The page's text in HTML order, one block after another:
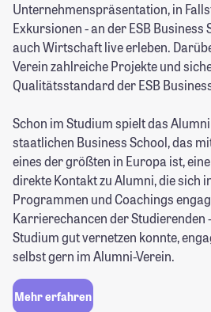
Unternehmenspräsentation, in
Exkursionen - an der ESB
auch Wirtschaft live erleben.
Verein zahlreiche Projekte und
Qualitätsstandard der ESB
Schon im Studium spielt das
staatlichen Business School, das
eines der größten in Europa ist,
direkte Kontakt zu Alumni, die sich
Programmen und Coachings
Karrierechancen der Studierenden
Studium gut vernetzen konnte,
selbst gern im Alumni-Verein.
Mehr erfahren